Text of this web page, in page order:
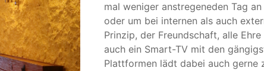
mal weniger anstregeneden Tag
oder um bei internen als auch
Prinzip, der Freundschaft, alle
auch ein Smart-TV mit den
Plattformen lädt dabei auch gerne